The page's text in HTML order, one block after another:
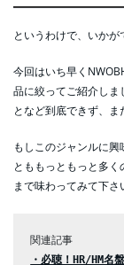
というわけで、いかが
今回はいち早く
品に絞ってご紹介しま
となど到底できず、ま
もしこのジャンルに
とももっともっと多
まで味わってみて下さ
・必聴！HR/HM名